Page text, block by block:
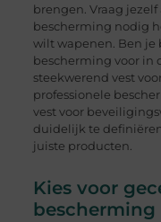
brengen. Vraag
bescherming nodig
wilt wapenen. Ben je
bescherming voor in
steekwerend vest
professionele
vest voor
duidelijk te
juiste producten.
Kies voor
bescherming